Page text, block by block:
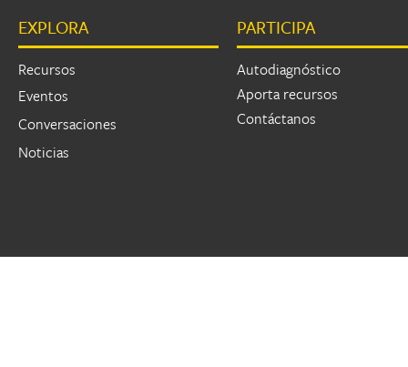
EXPLORA
Recursos
Eventos
Conversaciones
Noticias
PARTICIPA
Autodiagnóstico
Aporta recursos
Contáctanos